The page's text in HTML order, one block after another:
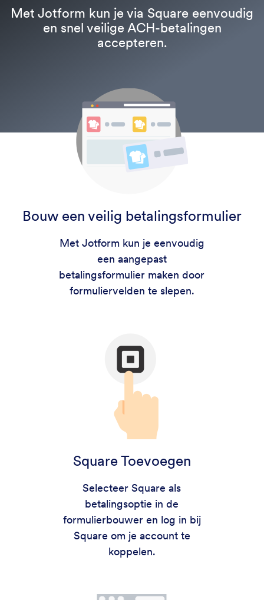
Met Jotform kun je via Square eenvoudig
en snel veilige ACH-betalingen
accepteren.
Bouw een veilig betalingsformulier
Met Jotform kun je eenvoudig
een aangepast
betalingsformulier maken door
formuliervelden te slepen.
Square Toevoegen
Selecteer Square als
betalingsoptie in de
formulierbouwer en log in bij
Square om je account te
koppelen.